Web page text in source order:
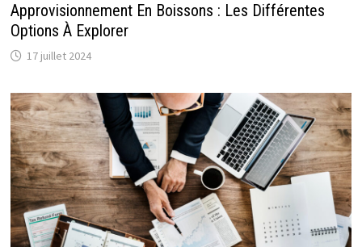
Approvisionnement En Boissons : Les Différentes
Options À Explorer
17 juillet 2024